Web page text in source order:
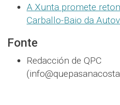
A Xunta promete
Carballo-Baio da
Fonte
Redacción de QPC